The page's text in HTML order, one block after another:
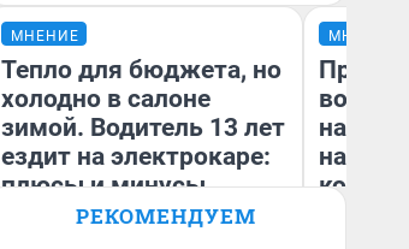
МНЕНИЕ
Тепло для бюджета, но
холодно в салоне
зимой. Водитель 13 лет
ездит на электрокаре:
плюсы и минусы
МНЕНИЕ
нам
РЕКОМЕНДУЕМ